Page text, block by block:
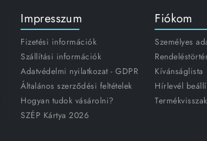
Impresszum
Fizetési információk
Szállítási információk
Adatvédelmi nyilatkozat - GDPR
Általános szerződési feltételek
Hogyan tudok vásárolni?
SZÉP Kártya 2026
Fiókom
Személyes
Kívánságlista
Hírlevél